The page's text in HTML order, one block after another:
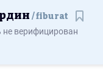
fiburat
не верифицирован